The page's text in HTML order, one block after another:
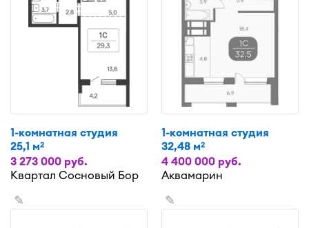
1-комнатная студия
25,1 м2
3 273 000 руб.
Квартал Сосновый Бор
1-комнатная студия
32,48 м2
4 400 000 руб.
Аквамарин
✎ ✎